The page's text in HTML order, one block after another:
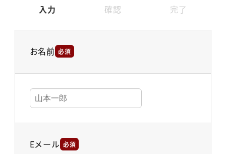
入力
確認
完了
お名前 必須
Eメール 必須